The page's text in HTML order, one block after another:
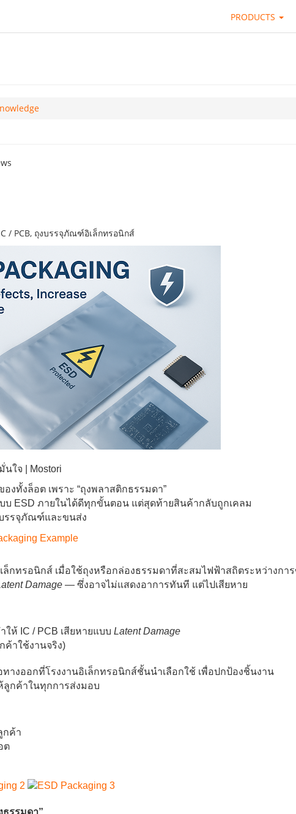
PRODUCTS
/ PCB, ถุงบรรจุภัณฑ์อิเล็กทรอนิกส์
นใจ | Mostori
งทั้งล็อต เพราะ “ถุงพลาสติกธรรมดา”
ESD ภายในได้ดีทุกขั้นตอน แต่สุดท้ายสินค้ากลับถูกเคลม
รรจุภัณฑ์และขนส่ง
กทรอนิกส์ เมื่อใช้ถุงหรือกล่องธรรมดาที่สะสมไฟฟ้าสถิตระหว่างการ
Damage — ซึ่งอาจไม่แสดงอาการทันที แต่ไปเสียหาย
ห้ IC / PCB เสียหายแบบ Latent Damage
ค้าใช้งานจริง)
ทางออกที่โรงงานอิเล็กทรอนิกส์ชั้นนำเลือกใช้ เพื่อปกป้องชิ้นงาน
ลูกค้าในทุกการส่งมอบ
กค้า
ต
ธรรมดา”